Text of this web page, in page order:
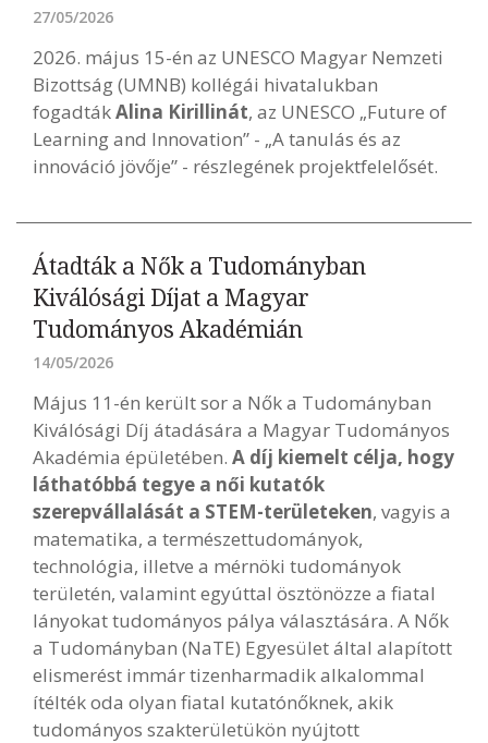
27/05/2026
2026. május 15-én az UNESCO Magyar Nemzeti
Bizottság (UMNB) kollégái hivatalukban
fogadtákAlina Kirillinát, az UNESCO „Future of
Learning and Innovation” - „A tanulás és az
innováció jövője” - részlegének projektfelelősét.
Átadták a Nők a Tudományban
Kiválósági Díjat a Magyar
Tudományos Akadémián
14/05/2026
Május 11-én került sor a Nők a Tudományban
Kiválósági Díj átadására a Magyar Tudományos
Akadémia épületében. A díj kiemelt célja, hogy
láthatóbbá tegye a női kutatók
szerepvállalását a STEM-területeken, vagyis a
matematika, a természettudományok,
technológia, illetve a mérnöki tudományok
területén, valamint egyúttal ösztönözze a fiatal
lányokat tudományos pálya választására. A Nők
a Tudományban (NaTE) Egyesület által alapított
elismerést immár tizenharmadik alkalommal
ítélték oda olyan fiatal kutatónőknek, akik
tudományos szakterületükön nyújtott